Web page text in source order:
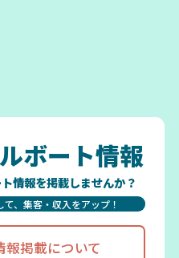
ボート情報
情報を掲載しませんか？
、集客・収入をアップ！
報掲載について